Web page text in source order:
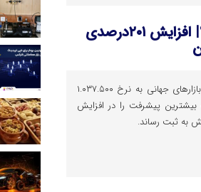
قیمت خاویار سنتی دربازارهای جهانی چقدر است؟| افزایش ۲۰۱درصدی
در ۲۰۲۵ هرتن خاویار سنتی ایران در بازارهای جهانی به نرخ ۱.۰۳۷.۵۰۰
پیشرفت را در افزایش